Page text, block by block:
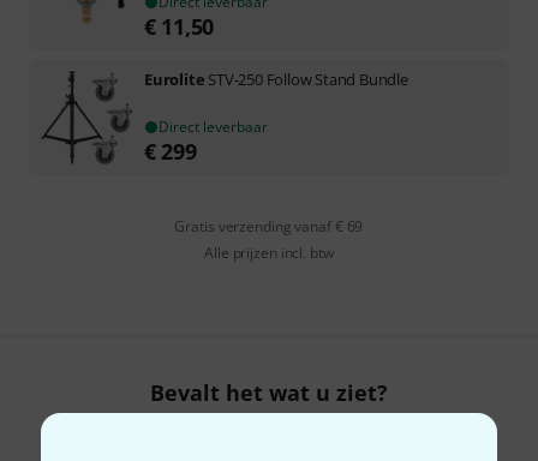
€ 11,50
Eurolite STV-250 Follow Stand Bundle
Direct leverbaar
€ 299
Gratis verzending vanaf € 69
Alle prijzen incl. btw
Bevalt het wat u ziet?